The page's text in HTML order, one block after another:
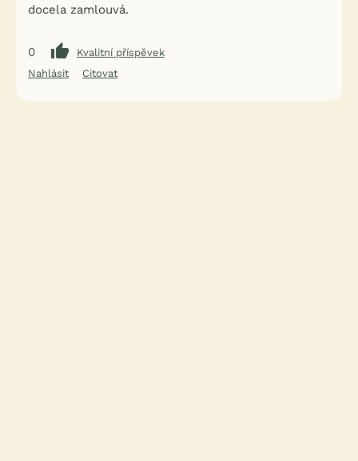
docela zamlouvá.
0
Kvalitní příspěvek
Nahlásit
Citovat